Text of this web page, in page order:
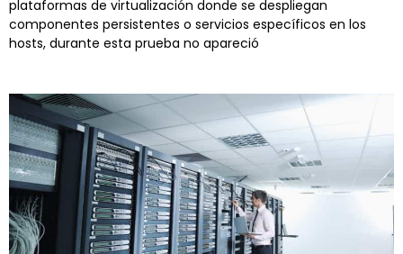
plataformas de virtualización donde se despliegan
componentes persistentes o servicios específicos en los
hosts, durante esta prueba no apareció